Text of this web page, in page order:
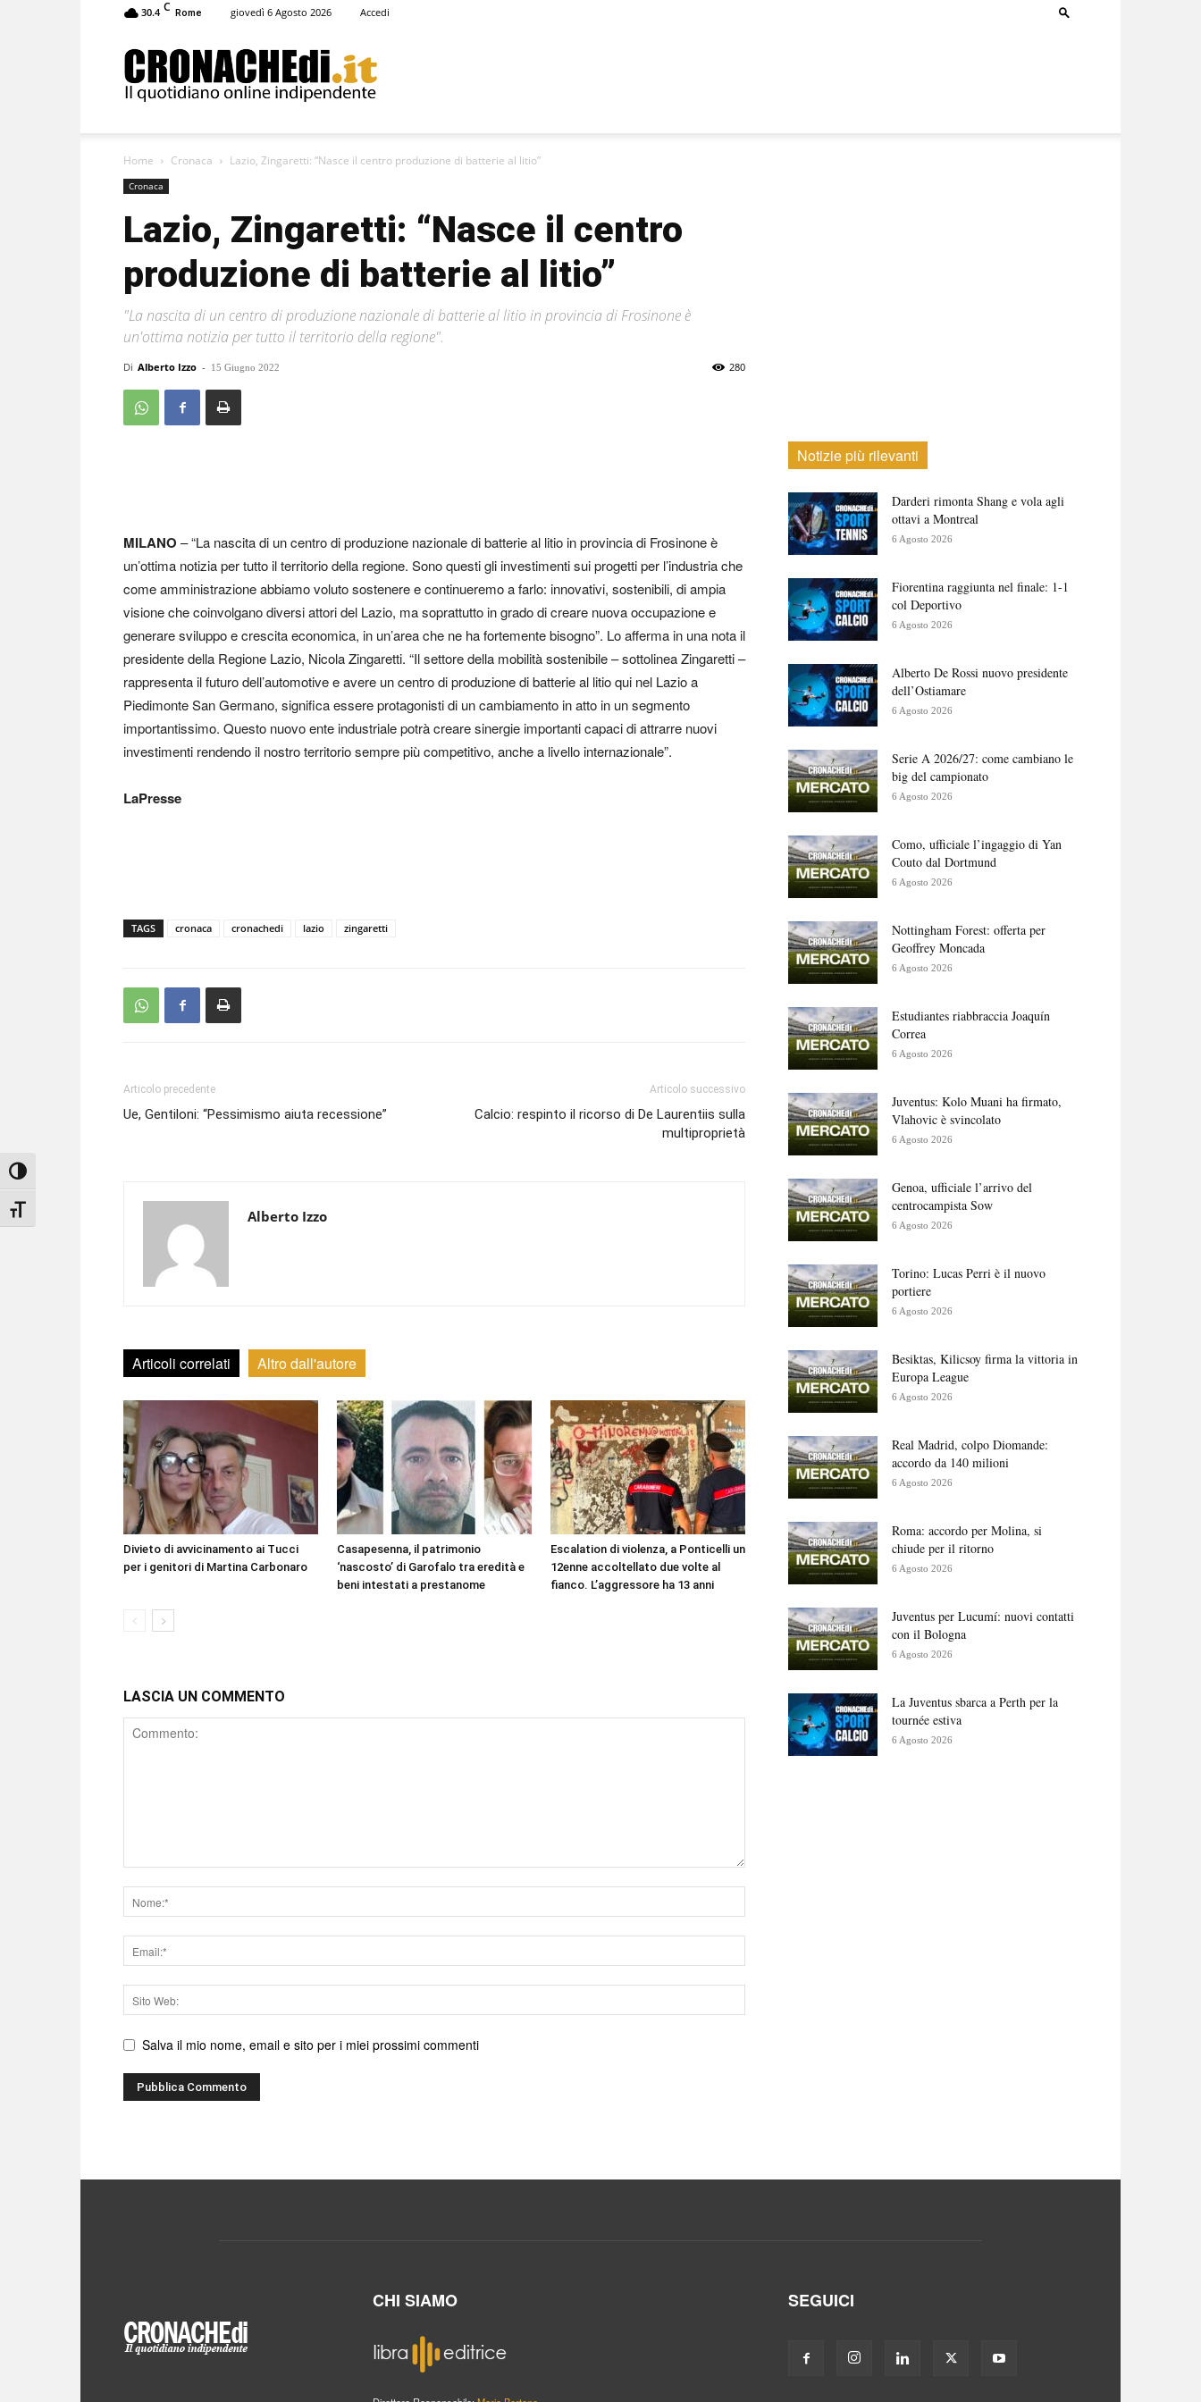
Attiva/disattiva alto contrasto
Attiva/disattiva dimensione testo
30.4 C Rome giovedì 6 Agosto 2026 Accedi
Home Cronaca Lazio, Zingaretti: “Nasce il centro produzione di batterie al litio”
Cronaca
Lazio, Zingaretti: “Nasce il centro
produzione di batterie al litio”
"La nascita di un centro di produzione nazionale di batterie al litio in provincia di Frosinone è
un'ottima notizia per tutto il territorio della regione".
Di Alberto Izzo - 15 Giugno 2022 280
MILANO – “La nascita di un centro di produzione nazionale di batterie al litio in provincia di Frosinone è
un’ottima notizia per tutto il territorio della regione. Sono questi gli investimenti sui progetti per l’industria che
come amministrazione abbiamo voluto sostenere e continueremo a farlo: innovativi, sostenibili, di ampia
visione che coinvolgano diversi attori del Lazio, ma soprattutto in grado di creare nuova occupazione e
generare sviluppo e crescita economica, in un’area che ne ha fortemente bisogno”. Lo afferma in una nota il
presidente della Regione Lazio, Nicola Zingaretti. “Il settore della mobilità sostenibile – sottolinea Zingaretti –
rappresenta il futuro dell’automotive e avere un centro di produzione di batterie al litio qui nel Lazio a
Piedimonte San Germano, significa essere protagonisti di un cambiamento in atto in un segmento
importantissimo. Questo nuovo ente industriale potrà creare sinergie importanti capaci di attrarre nuovi
investimenti rendendo il nostro territorio sempre più competitivo, anche a livello internazionale”.
LaPresse
TAGS cronaca cronachedi lazio zingaretti
Articolo precedente
Ue, Gentiloni: “Pessimismo aiuta recessione”
Articolo successivo
Calcio: respinto il ricorso di De Laurentiis sulla
multiproprietà
Alberto Izzo
Articoli correlati Altro dall'autore
Divieto di avvicinamento ai Tucci
per i genitori di Martina Carbonaro
Casapesenna, il patrimonio
‘nascosto’ di Garofalo tra eredità e
beni intestati a prestanome
Escalation di violenza, a Ponticelli un
12enne accoltellato due volte al
fianco. L’aggressore ha 13 anni
LASCIA UN COMMENTO
Comment
Nome
Email
Sito
web
Salva il mio nome, email e sito per i miei prossimi commenti
Notizie più rilevanti
Darderi rimonta Shang e vola agli
ottavi a Montreal
6 Agosto 2026
Fiorentina raggiunta nel finale: 1-1
col Deportivo
6 Agosto 2026
Alberto De Rossi nuovo presidente
dell’Ostiamare
6 Agosto 2026
Serie A 2026/27: come cambiano le
big del campionato
6 Agosto 2026
Como, ufficiale l’ingaggio di Yan
Couto dal Dortmund
6 Agosto 2026
Nottingham Forest: offerta per
Geoffrey Moncada
6 Agosto 2026
Estudiantes riabbraccia Joaquín
Correa
6 Agosto 2026
Juventus: Kolo Muani ha firmato,
Vlahovic è svincolato
6 Agosto 2026
Genoa, ufficiale l’arrivo del
centrocampista Sow
6 Agosto 2026
Torino: Lucas Perri è il nuovo
portiere
6 Agosto 2026
Besiktas, Kilicsoy firma la vittoria in
Europa League
6 Agosto 2026
Real Madrid, colpo Diomande:
accordo da 140 milioni
6 Agosto 2026
Roma: accordo per Molina, si
chiude per il ritorno
6 Agosto 2026
Juventus per Lucumí: nuovi contatti
con il Bologna
6 Agosto 2026
La Juventus sbarca a Perth per la
tournée estiva
6 Agosto 2026
CHI SIAMO SEGUICI